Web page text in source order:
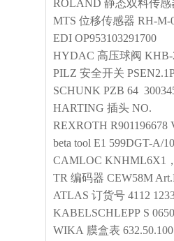
ROLAND 静态双料传感
MTS 位移传感器 RH-M-
EDI OP953103291700
HYDAC 高压球阀 KHB-
PILZ 安全开关
SCHUNK PZB 64
HARTING 插头 NO.
REXROTH R901196678
beta tool E1 599DGT-A/
CAMLOC KNHML6X1
TR 编码器 CEW58M
ATLAS 订货号 4112
KABELSCHLEPP S
WIKA 膜盒表